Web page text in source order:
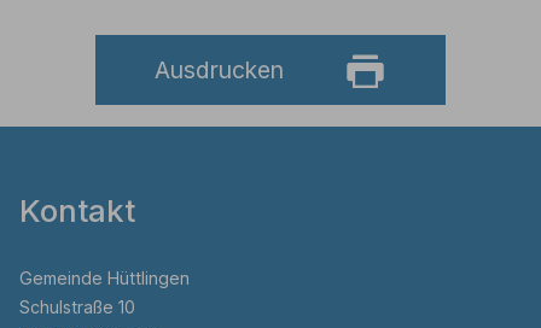
Ausdrucken
Kontakt
Gemeinde Hüttlingen
Schulstraße 10